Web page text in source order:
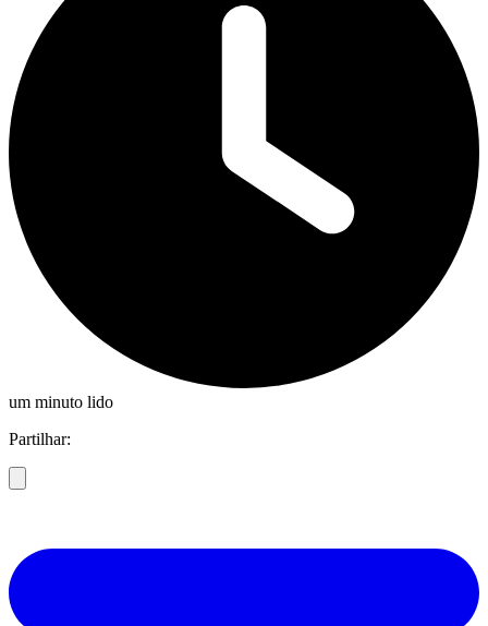
um minuto lido
Partilhar: